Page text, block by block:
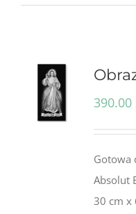
DODAJ
DO
KOSZYKA
390.00
Gotowa
Absolut
30 cm x